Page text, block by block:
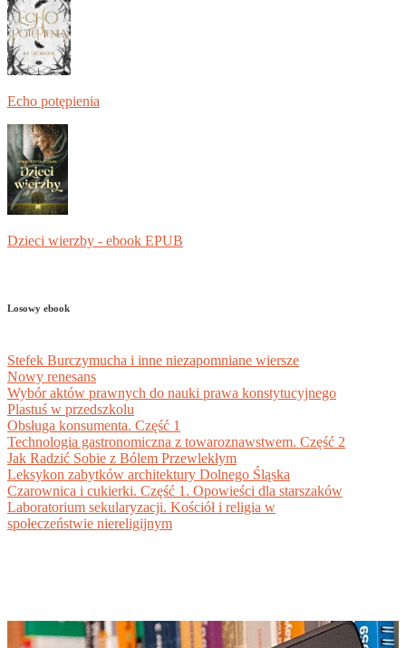
Echo potępienia
Dzieci wierzby - ebook EPUB
Losowy ebook
Stefek Burczymucha i inne niezapomniane wiersze
Nowy renesans
Wybór aktów prawnych do nauki prawa konstytucyjnego
Plastuś w przedszkolu
Obsługa konsumenta. Część 1
Technologia gastronomiczna z towaroznawstwem. Część 2
Jak Radzić Sobie z Bólem Przewlekłym
Leksykon zabytków architektury Dolnego Śląska
Czarownica i cukierki. Część 1. Opowieści dla starszaków
Laboratorium sekularyzacji. Kościół i religia w
społeczeństwie niereligijnym